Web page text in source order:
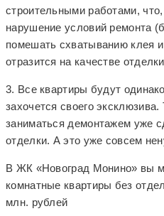
строительными работами,
нарушение условий ремонта
помешать схватыванию клея
отразится на качестве
3. Все квартиры будут
захочется своего эксклюзива.
заниматься демонтажем уже
отделки. А это уже совсем
В ЖК «Новоград Монино» вы
комнатные квартиры без
млн. рублей